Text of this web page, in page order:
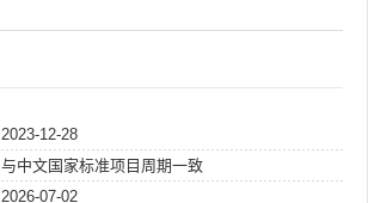
2023-12-28
与中文国家标准项目周期一致
2026-07-02